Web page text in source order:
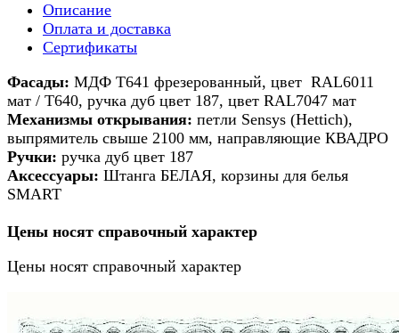
Описание
Оплата и доставка
Сертификаты
Фасады: МДФ Т641 фрезерованный, цвет RAL6011
мат / Т640, ручка дуб цвет 187, цвет RAL7047 мат
Механизмы открывания: петли Sensys (Hettich),
выпрямитель свыше 2100 мм, направляющие КВАДРО
Ручки: ручка дуб цвет 187
Аксессуары: Штанга БЕЛАЯ, корзины для белья
SMART
Цены носят справочный характер
Цены носят справочный характер